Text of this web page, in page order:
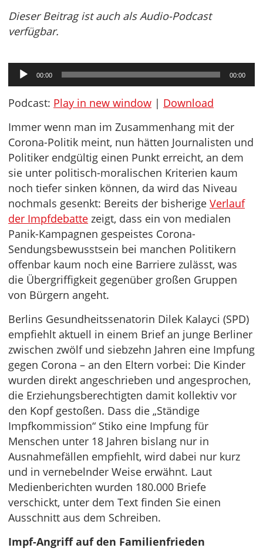
Dieser Beitrag ist auch als Audio-Podcast
verfügbar.
Audio-
Player
00:00 00:00
Podcast: Play in new window | Download
Immer wenn man im Zusammenhang mit der
Corona-Politik meint, nun hätten Journalisten und
Politiker endgültig einen Punkt erreicht, an dem
sie unter politisch-moralischen Kriterien kaum
noch tiefer sinken können, da wird das Niveau
nochmals gesenkt: Bereits der bisherige Verlauf
der Impfdebatte zeigt, dass ein von medialen
Panik-Kampagnen gespeistes Corona-
Sendungsbewusstsein bei manchen Politikern
offenbar kaum noch eine Barriere zulässt, was
die Übergriffigkeit gegenüber großen Gruppen
von Bürgern angeht.
Berlins Gesundheitssenatorin Dilek Kalayci (SPD)
empfiehlt aktuell in einem Brief an junge Berliner
zwischen zwölf und siebzehn Jahren eine Impfung
gegen Corona – an den Eltern vorbei: Die Kinder
wurden direkt angeschrieben und angesprochen,
die Erziehungsberechtigten damit kollektiv vor
den Kopf gestoßen. Dass die „Ständige
Impfkommission“ Stiko eine Impfung für
Menschen unter 18 Jahren bislang nur in
Ausnahmefällen empfiehlt, wird dabei nur kurz
und in vernebelnder Weise erwähnt. Laut
Medienberichten wurden 180.000 Briefe
verschickt, unter dem Text finden Sie einen
Ausschnitt aus dem Schreiben.
Impf-Angriff auf den Familienfrieden